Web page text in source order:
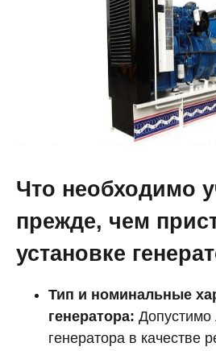
Что необходимо
прежде, чем
установке
Тип и номинальные
генератора: Допустимо
генератора в качестве